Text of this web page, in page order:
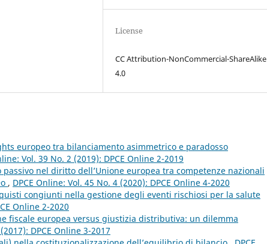
License
CC Attribution-NonCommercial-ShareAlike
4.0
europeo tra bilanciamento asimmetrico e paradosso
Vol. 39 No. 2 (2019): DPCE Online 2-2019
passivo nel diritto dell’Unione europea tra competenze nazionali
, DPCE Online: Vol. 45 No. 4 (2020): DPCE Online 4-2020
congiunti nella gestione degli eventi rischiosi per la salute
Online 2-2020
fiscale europea versus giustizia distributiva: un dilemma
DPCE Online 3-2017